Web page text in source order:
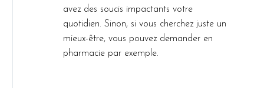
avez des soucis impactants votre
quotidien. Sinon, si vous cherchez juste un
mieux-être, vous pouvez demander en
pharmacie par exemple.